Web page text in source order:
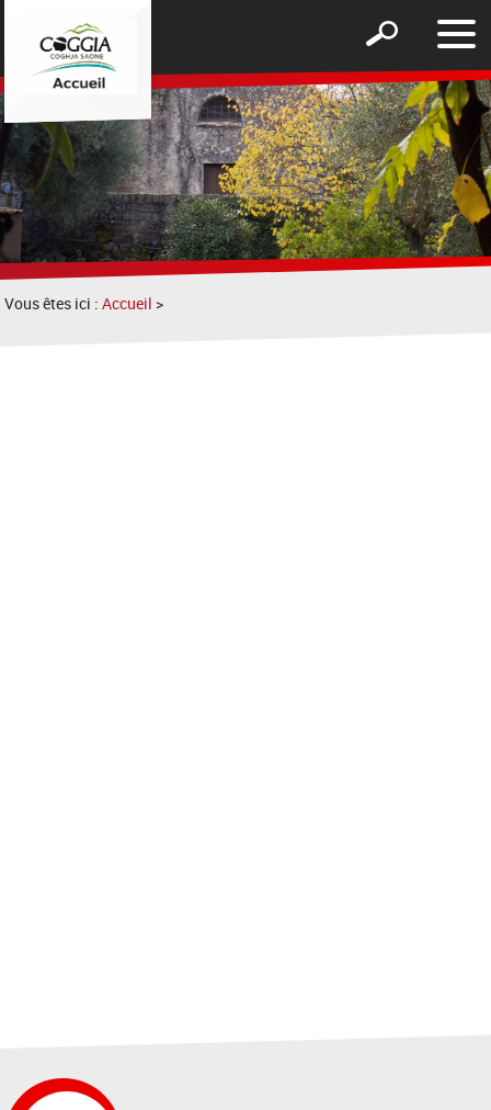
le
Afficher
formulaire
de
recherche
Vous êtes ici :Accueil >